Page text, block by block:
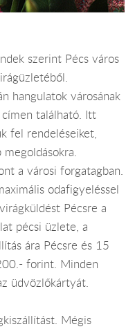
szerint Pécs város
hangulatok városának
címen található. Itt
fel rendeléseiket,
a városi forgatagban.
odafigyeléssel
Pécsre a
pécsi üzlete, a
ára Pécsre és 15
forint. Minden
üdvözlőkártyát.
Mégis